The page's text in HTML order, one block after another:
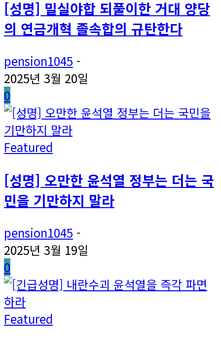
[성명] 밀실야합 되풀이한 거대 양당
의 연금개혁 졸속합의 규탄한다
pension1045 -
2025년 3월 20일
0
Featured
[성명] 오만한 윤석열 정부는 더는 국
민을 기만하지 말라
pension1045 -
2025년 3월 19일
0
Featured